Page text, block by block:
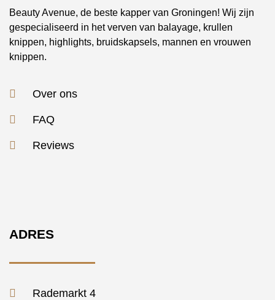
Beauty Avenue, de beste kapper van Groningen! Wij zijn
gespecialiseerd in het verven van balayage, krullen
knippen, highlights, bruidskapsels, mannen en vrouwen
knippen.
Over ons
FAQ
Reviews
ADRES
Rademarkt 4